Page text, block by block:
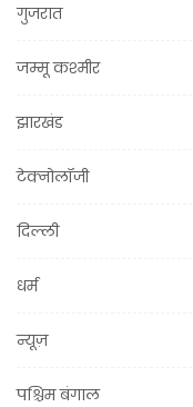
गुजरात
जम्मू कश्मीर
झारखंड
टेक्नोलॉजी
दिल्ली
धर्म
न्यूज़
पश्चिम बंगाल